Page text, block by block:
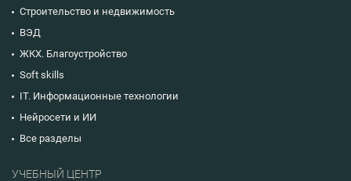
Строительство и недвижимость
ВЭД
ЖКХ. Благоустройство
Soft skills
IT. Информационные технологии
Нейросети и ИИ
Все разделы
УЧЕБНЫЙ ЦЕНТР